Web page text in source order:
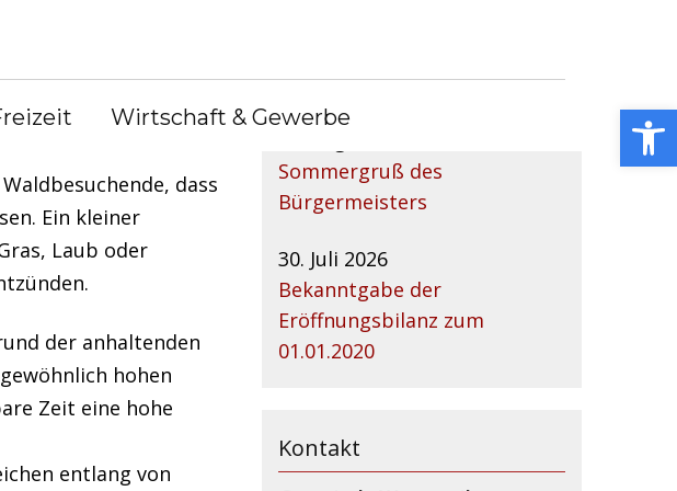
Wirtschaft & Gewerbe
aus.
dass
Ein kleiner
Laub oder
der anhaltenden
hohen
Zeit eine hohe
entlang von
Sommergruß des
Bürgermeisters
30. Juli 2026
Bekanntgabe der
Eröffnungsbilanz zum
01.01.2020
Kontakt
Open toolbar